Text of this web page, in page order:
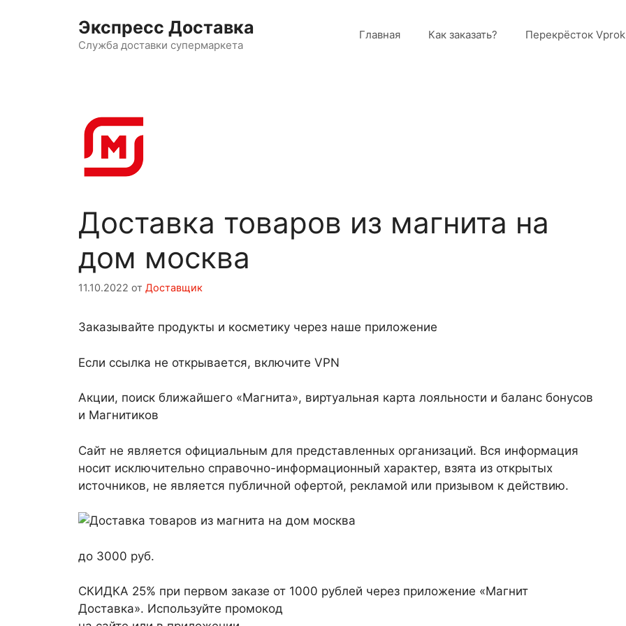
содержимому
Экспресс Доставка
Служба доставки супермаркета
Главная Как заказать? Перекрёсток Vprok
Доставка товаров из магнита на
дом москва
11.10.2022 от Доставщик
Заказывайте продукты и косметику через наше приложение
Если ссылка не открывается, включите VPN
Акции, поиск ближайшего «Магнита», виртуальная карта лояльности и баланс бонусов
и Магнитиков
Сайт не является официальным для представленных организаций. Вся информация
носит исключительно справочно-информационный характер, взята из открытых
источников, не является публичной офертой, рекламой или призывом к действию.
до 3000 руб.
СКИДКА 25% при первом заказе от 1000 рублей через приложение «Магнит
Доставка». Используйте промокод